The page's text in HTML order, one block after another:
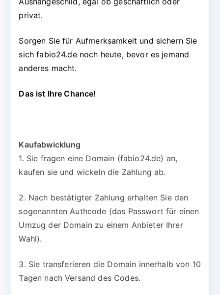
privat.
Sorgen Sie für Aufmerksamkeit und sichern Sie
sich fabio24.de noch heute, bevor es jemand
anderes macht.
Das ist Ihre Chance!
Kaufabwicklung
1. Sie fragen eine Domain (fabio24.de) an,
kaufen sie und wickeln die Zahlung ab.
2. Nach bestätigter Zahlung erhalten Sie den
sogenannten Authcode (das Passwort für einen
Umzug der Domain zu einem Anbieter Ihrer
Wahl).
3. Sie transferieren die Domain innerhalb von 10
Tagen nach Versand des Codes.